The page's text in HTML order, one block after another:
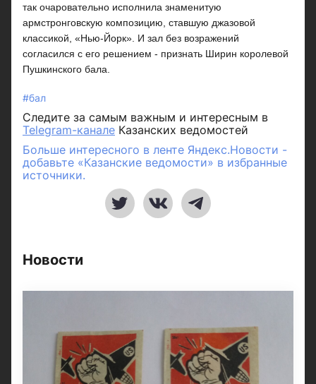
так очаровательно исполнила знаменитую
армстронговскую композицию, ставшую джазовой
классикой, «Нью-Йорк». И зал без возражений
согласился с его решением - признать Ширин королевой
Пушкинского бала.
#бал
Следите за самым важным и интересным в
Telegram-канале Казанских ведомостей
Больше интересного в ленте Яндекс.Новости -
добавьте «Казанские ведомости» в избранные
источники.
Новости